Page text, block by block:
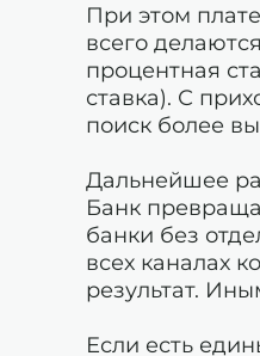
При этом
всего
процентная
ставка). С
поиск более
Дальнейшее
Банк
банки без
всех каналах
результат.
Если есть